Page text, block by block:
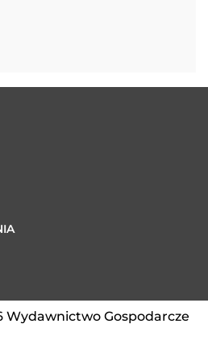
Gospodarcze